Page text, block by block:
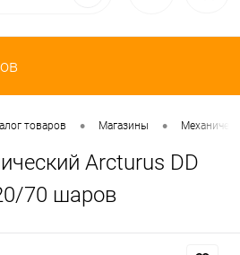
товаров • Магазины •
Arcturus DD
70 шаров